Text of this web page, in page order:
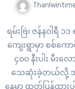
ရမ်းဗြဲ၊ ဇန်နဝါရီ
ကျေးရွာမှာ စစ်က
၄၀၀ နီးပါး မီး
သေဆုံးခဲ့တယ်လို့ အာ
နေ့မှာ ထုတ်ပြန်ထား